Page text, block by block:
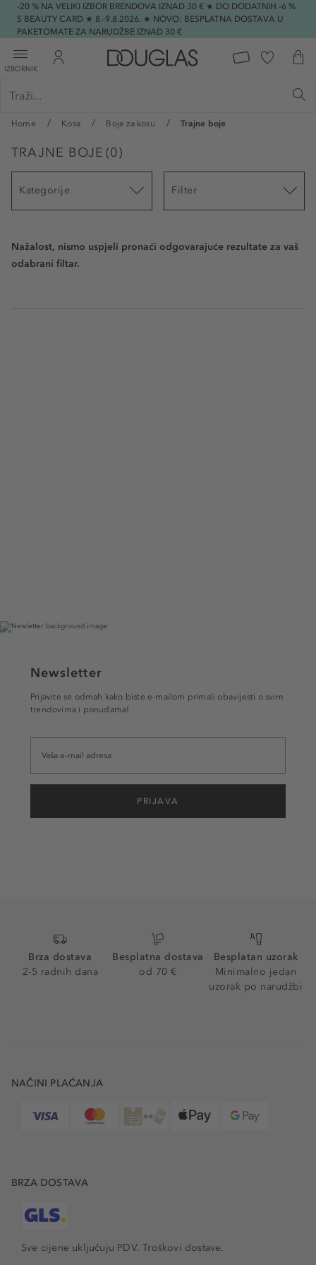
-20 % NA VELIKI IZBOR BRENDOVA IZNAD 30 € ★ DO DODATNIH -6 %
S BEAUTY CARD ★ 8.-9.8.2026. ★ NOVO: BESPLATNA DOSTAVA U
PAKETOMATE ZA NARUDŽBE IZNAD 30 €
IZBORNIK
Home Kosa Boje za kosu Trajne boje
TRAJNE BOJE (0)
Kategorije Filter
Nažalost, nismo uspjeli pronaći odgovarajuće rezultate za vaš
odabrani filtar.
Newsletter
Prijavite se odmah kako biste e-mailom primali obavijesti o svim
trendovima i ponudama!
PRIJAVA
Brza dostava
2-5 radnih dana
Besplatna dostava
od 70 €
Besplatan uzorak
Minimalno jedan
uzorak po narudžbi
NAČINI PLAĆANJA
BRZA DOSTAVA
Sve cijene uključuju PDV.Troškovi dostave.